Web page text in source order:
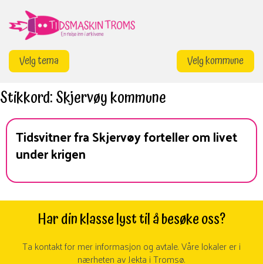
innhold
Velg tema Velg kommune
Stikkord:Skjervøy kommune
Tidsvitner fra Skjervøy forteller om livet
under krigen
Har din klasse lyst til å besøke oss?
Ta kontakt for mer informasjon og avtale. Våre lokaler er i
nærheten av Jekta i Tromsø.